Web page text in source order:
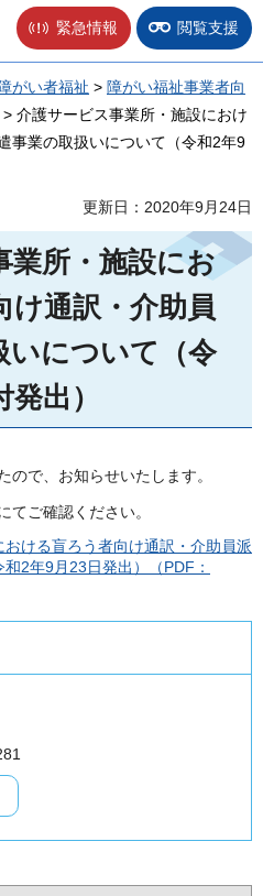
緊急情報 閲覧支援
がい者福祉 > 障がい福祉事業者向
> 介護サービス事業所・施設におけ
事業の取扱いについて（令和2年9
更新日：2020年9月24日
業所・施設にお
け通訳・介助員
いについて（令
出）
ので、お知らせいたします。
てご確認ください。
ける盲ろう者向け通訳・介助員派
2年9月23日発出）（PDF：